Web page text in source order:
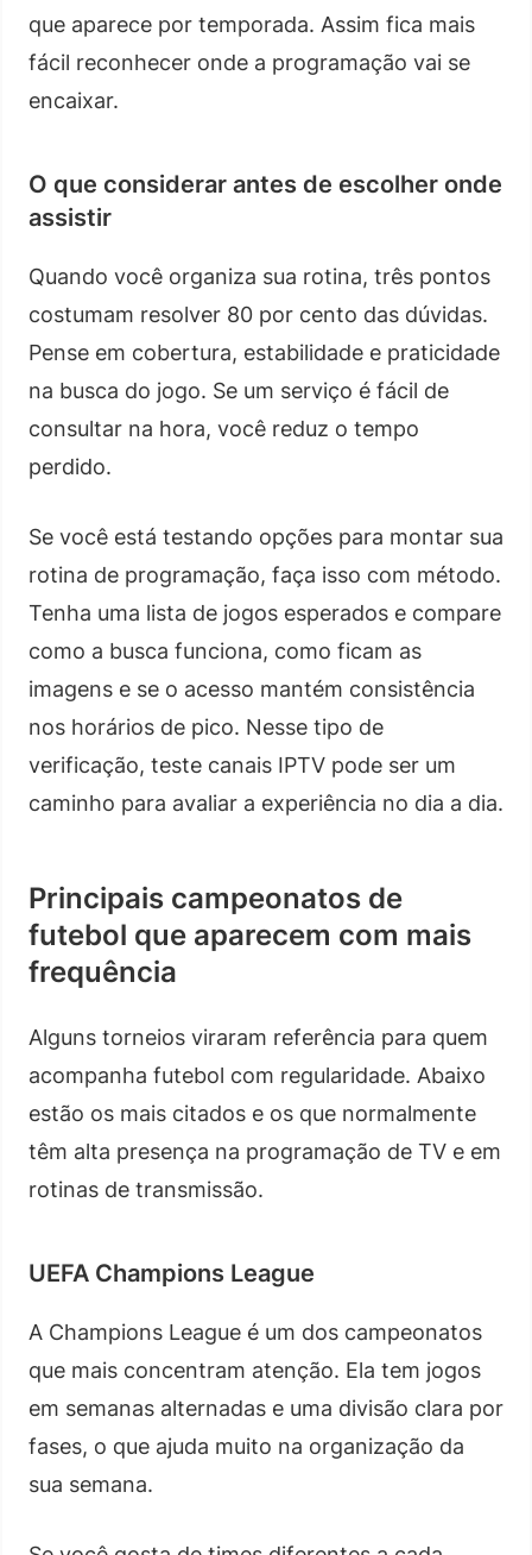
que aparece por temporada. Assim fica mais
fácil reconhecer onde a programação vai se
encaixar.
O que considerar antes de escolher onde
assistir
Quando você organiza sua rotina, três pontos
costumam resolver 80 por cento das dúvidas.
Pense em cobertura, estabilidade e praticidade
na busca do jogo. Se um serviço é fácil de
consultar na hora, você reduz o tempo
perdido.
Se você está testando opções para montar sua
rotina de programação, faça isso com método.
Tenha uma lista de jogos esperados e compare
como a busca funciona, como ficam as
imagens e se o acesso mantém consistência
nos horários de pico. Nesse tipo de
verificação, teste canais IPTV pode ser um
caminho para avaliar a experiência no dia a dia.
Principais campeonatos de
futebol que aparecem com mais
frequência
Alguns torneios viraram referência para quem
acompanha futebol com regularidade. Abaixo
estão os mais citados e os que normalmente
têm alta presença na programação de TV e em
rotinas de transmissão.
UEFA Champions League
A Champions League é um dos campeonatos
que mais concentram atenção. Ela tem jogos
em semanas alternadas e uma divisão clara por
fases, o que ajuda muito na organização da
sua semana.